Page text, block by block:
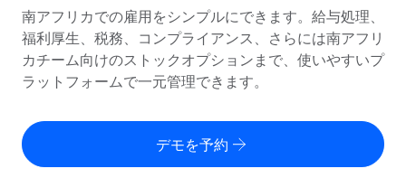
グローバル給与処理
コンプライアンス対応の給与処理を手軽に
Employer of Record（EOR）
グローバル展開をコストをかけずに実現
Contractor of Record
世界中の契約社員と法令を遵守して契約
各国の制度に対応
国別ガイド
/国別のグローバル雇用支援を検索する
Remoteを他社と比較
リソース
ツールと計算ツール
従業員コスト計算ツール
価格
南アフリカでの雇用をシンプルにできます。給与処理、
福利厚生、税務、コンプライアンス、さらには南アフリ
カチーム向けのストックオプションまで、使いやすいプ
ラットフォームで一元管理できます。
デモを予約